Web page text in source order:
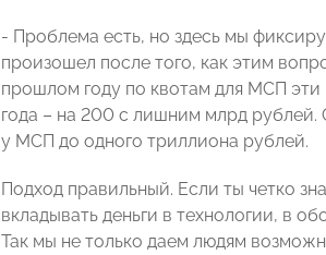
- Проблема есть, но здесь мы
произошел после того, как этим
прошлом году по квотам для МСП эти
года – на 200 с лишним млрд рублей.
у МСП до одного триллиона рублей.
Подход правильный. Если ты четко
вкладывать деньги в технологии, в
Так мы не только даем людям